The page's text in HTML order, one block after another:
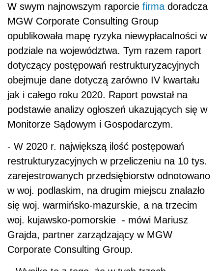
W swym najnowszym raporcie firma doradcza
MGW Corporate Consulting Group
opublikowała mapę ryzyka niewypłacalności w
podziale na województwa. Tym razem raport
dotyczący postępowań restrukturyzacyjnych
obejmuje dane dotyczą zarówno IV kwartału
jak i całego roku 2020. Raport powstał na
podstawie analizy ogłoszeń ukazujących się w
Monitorze Sądowym i Gospodarczym.
- W 2020 r. największą ilość postępowań
restrukturyzacyjnych w przeliczeniu na 10 tys.
zarejestrowanych przedsiębiorstw odnotowano
w woj. podlaskim, na drugim miejscu znalazło
się woj. warmińsko-mazurskie, a na trzecim
woj. kujawsko-pomorskie - mówi Mariusz
Grajda, partner zarządzający w MGW
Corporate Consulting Group.